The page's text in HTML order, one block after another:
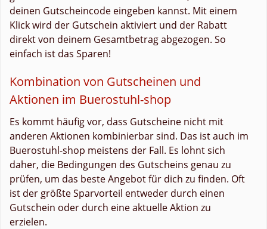
deinen Gutscheincode eingeben kannst. Mit einem
Klick wird der Gutschein aktiviert und der Rabatt
direkt von deinem Gesamtbetrag abgezogen. So
einfach ist das Sparen!
Kombination von Gutscheinen und
Aktionen im Buerostuhl-shop
Es kommt häufig vor, dass Gutscheine nicht mit
anderen Aktionen kombinierbar sind. Das ist auch im
Buerostuhl-shop meistens der Fall. Es lohnt sich
daher, die Bedingungen des Gutscheins genau zu
prüfen, um das beste Angebot für dich zu finden. Oft
ist der größte Sparvorteil entweder durch einen
Gutschein oder durch eine aktuelle Aktion zu
erzielen.